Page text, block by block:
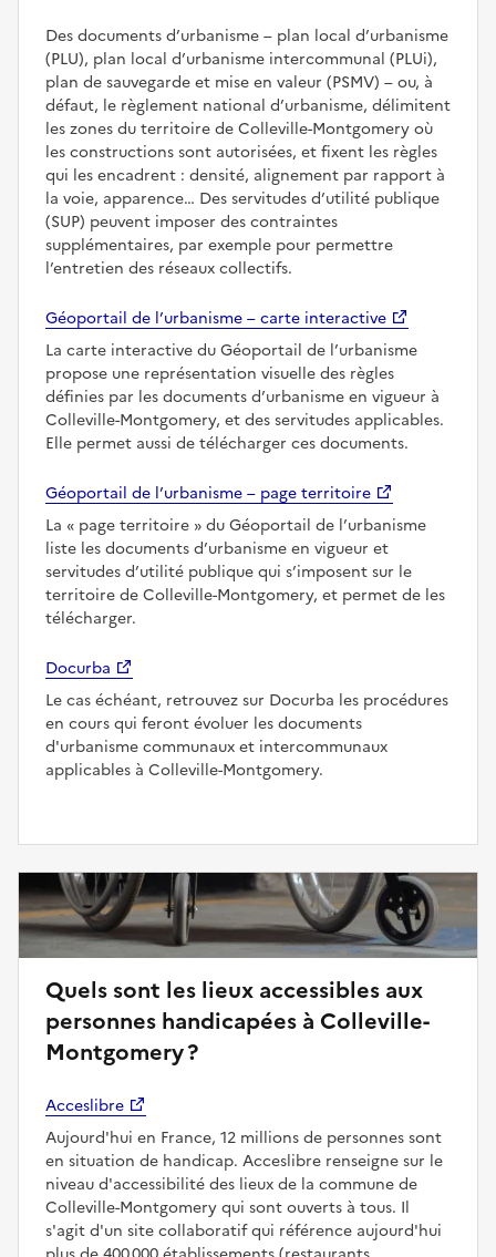
Des documents d’urbanisme – plan local d’urbanisme
(PLU), plan local d’urbanisme intercommunal (PLUi),
plan de sauvegarde et mise en valeur (PSMV) – ou, à
défaut, le règlement national d’urbanisme, délimitent
les zones du territoire de Colleville-Montgomery où
les constructions sont autorisées, et fixent les règles
qui les encadrent : densité, alignement par rapport à
la voie, apparence… Des servitudes d’utilité publique
(SUP) peuvent imposer des contraintes
supplémentaires, par exemple pour permettre
l’entretien des réseaux collectifs.
Géoportail de l’urbanisme – carte interactive
La carte interactive du Géoportail de l’urbanisme
propose une représentation visuelle des règles
définies par les documents d’urbanisme en vigueur à
Colleville-Montgomery, et des servitudes applicables.
Elle permet aussi de télécharger ces documents.
Géoportail de l’urbanisme – page territoire
La
page territoire
du Géoportail de l’urbanisme
liste les documents d’urbanisme en vigueur et
servitudes d’utilité publique qui s’imposent sur le
territoire de Colleville-Montgomery, et permet de les
télécharger.
Docurba
Le cas échéant, retrouvez sur Docurba les procédures
en cours qui feront évoluer les documents
d'urbanisme communaux et intercommunaux
applicables à Colleville-Montgomery.
Quels sont les lieux accessibles aux
personnes handicapées à Colleville-
Montgomery ?
Acceslibre
Aujourd'hui en France, 12 millions de personnes sont
en situation de handicap. Acceslibre renseigne sur le
niveau d'accessibilité des lieux de la commune de
Colleville-Montgomery qui sont ouverts à tous. Il
s'agit d'un site collaboratif qui référence aujourd'hui